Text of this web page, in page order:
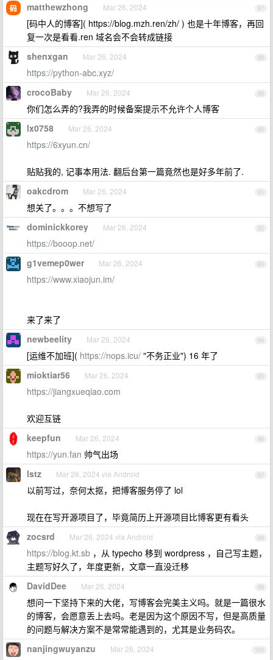
87
matthewzhong Mar 26, 2024
[码中人的博客]( https://blog.mzh.ren/zh/ ) 也是十年博客，再回
复一次是看看.ren 域名会不会转成链接
88
shenxgan Mar 26, 2024
https://python-abc.xyz/
89
crocoBaby Mar 26, 2024
你们怎么弄的?我弄的时候备案提示不允许个人博客
90
lx0758 Mar 26, 2024
https://6xyun.cn/
贴贴我的, 记事本用法. 翻后台第一篇竟然也是好多年前了.
91
oakcdrom Mar 26, 2024
想关了。。。不想写了
92
dominickkorey Mar 26, 2024
https://booop.net/
93
g1vemep0wer Mar 26, 2024
https://www.xiaojun.im/
来了来了
94
newbeelity Mar 26, 2024
[运维不加班]( https://nops.icu/ "不务正业") 16 年了
95
mioktiar56 Mar 26, 2024
https://jiangxueqiao.com
欢迎互链
96
keepfun Mar 26, 2024
https://yun.fan 帅气出场
97
lstz Mar 26, 2024 via Android
以前写过，奈何太抠，把博客服务停了 lol
现在在写开源项目了，毕竟简历上开源项目比博客更有看头
98
zocsrd Mar 26, 2024 via Android
https://blog.kt.sb ，从 typecho 移到 wordpress ，自己写主题，
主题写好久了，年度更新，文章一直没迁移
99
DavidDee Mar 26, 2024
想问一下坚持下来的大佬，写博客会完美主义吗。就是一篇很水
的博客，会愿意丢上去吗。老是因为这个原因不写，但是高质量
的问题与解决方案不是常常能遇到的，尤其是业务码农。
100
nanjingwuyanzu Mar 26, 2024